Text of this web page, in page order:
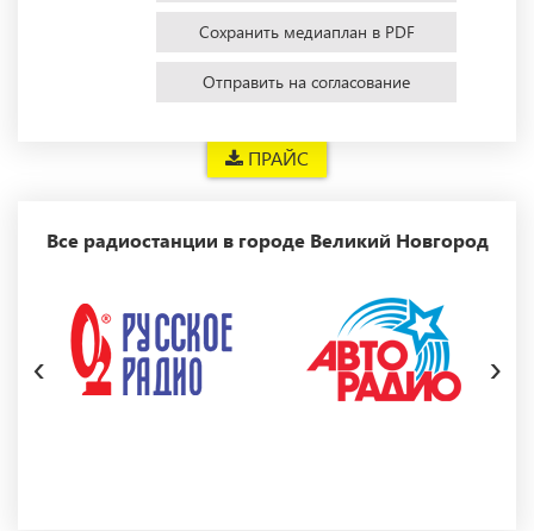
ПРАЙС
Сохранить медиаплан в PDF
Отправить на согласование
Все радиостанции в городе Великий Новгород
‹ ›